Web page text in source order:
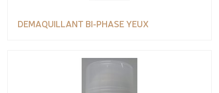
DEMAQUILLANT BI-PHASE YEUX